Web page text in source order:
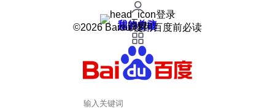
登录
我的关注
我的收藏
皮肤中心
用户反馈
设置
©2026 Baidu 使用百度前必读